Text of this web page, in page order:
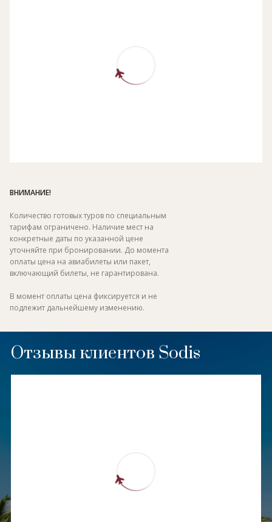
ВНИМАНИЕ!
Количество готовых туров по специальным
тарифам ограничено. Наличие мест на
конкретные даты по указанной цене
уточняйте при бронировании. До момента
оплаты цена на авиабилеты или пакет,
включающий билеты, не гарантирована.
В момент оплаты цена фиксируется и не
подлежит дальнейшему изменению.
Отзывы клиентов Sodis